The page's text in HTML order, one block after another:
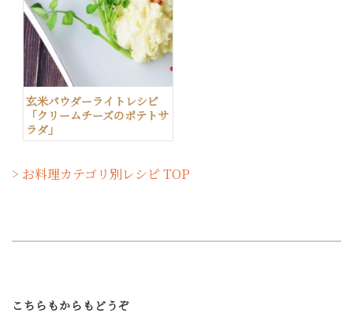
玄米パウダーライトレシピ
「クリームチーズのポテトサ
ラダ」
> お料理カテゴリ別レシピ TOP
こちらもからもどうぞ